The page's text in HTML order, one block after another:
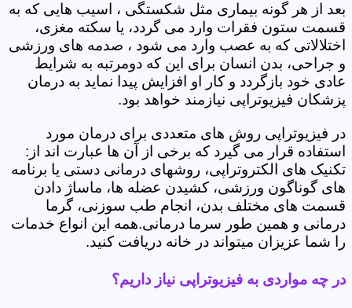
بعد از هر گونه بیماری مثل شکستگی ، اسیب هایی که به
قسمت ستون فقرات وارد می گردد، یا سکته مغزی،
اختلالاتی که به عصب وارد می شود ، صدمه های ورزشی
و جراحی، بدن انسان برای این که دومرتبه به شرایط
عادی خود بازگردد و کار او افزایش پیدا نماید به درمان
پزشکان فیزیوتراپی نیازمند خواهد بود.
در فیزیوتراپی روش های متعددی برای درمان مورد
استفاده قرار می گیرد که برخی از آن ها عبارت اند از:
تکنیک های الکتروتراپی، روشهای درمانی دستی یا برنامه
های گوناگون ورزشی، کشیدن عضله ها، ماساژ دادن
قسمت های مختلف بدن، انجام طب سوزنی، گرما
درمانی و همین طور سرما درمانی.همه این انواع خدمات
را شما عزیزان میتواند در خانه دریافت کنید.
در چه مواردی به فیزیوتراپی نیاز داریم؟